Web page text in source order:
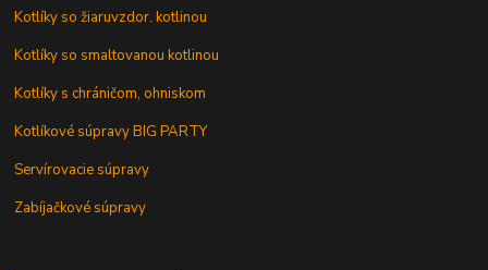
Kotlíky so žiaruvzdor. kotlinou
Kotlíky so smaltovanou kotlinou
Kotlíky s chráničom, ohniskom
Kotlíkové súpravy BIG PARTY
Servírovacie súpravy
Zabíjačkové súpravy